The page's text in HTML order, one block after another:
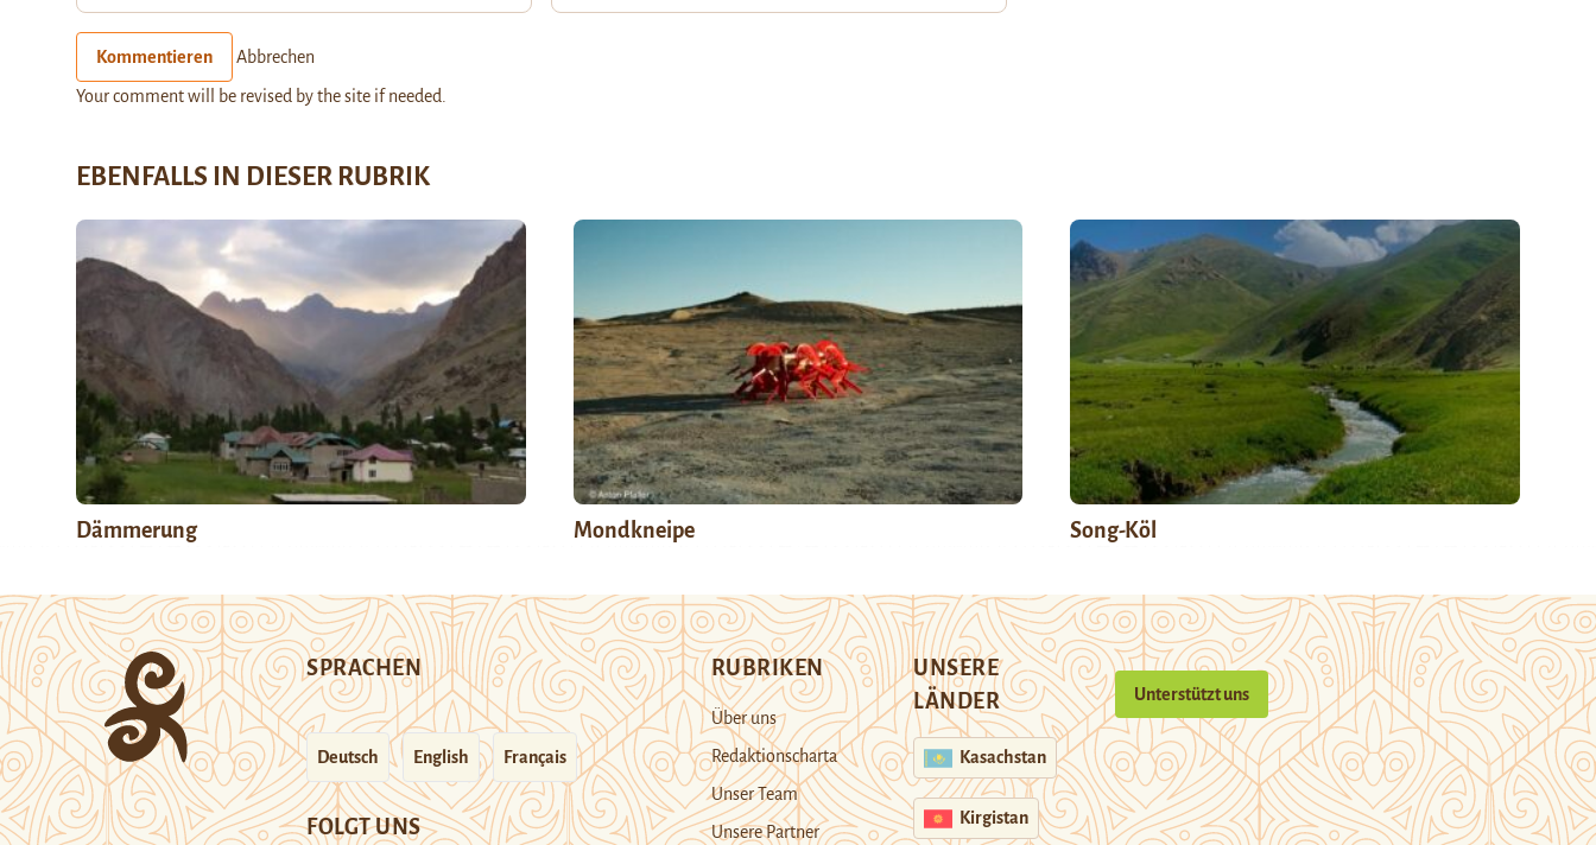
Kommentieren Abbrechen
Your comment will be revised by the site if needed.
EBENFALLS IN DIESER RUBRIK
Dämmerung Mondkneipe Song-Köl
SPRACHEN
Deutsch English Français
FOLGT UNS
RUBRIKEN
Über uns
Redaktionscharta
Unser Team
Unsere Partner
UNSERE
LÄNDER
Kasachstan
Kirgistan
Unterstützt uns